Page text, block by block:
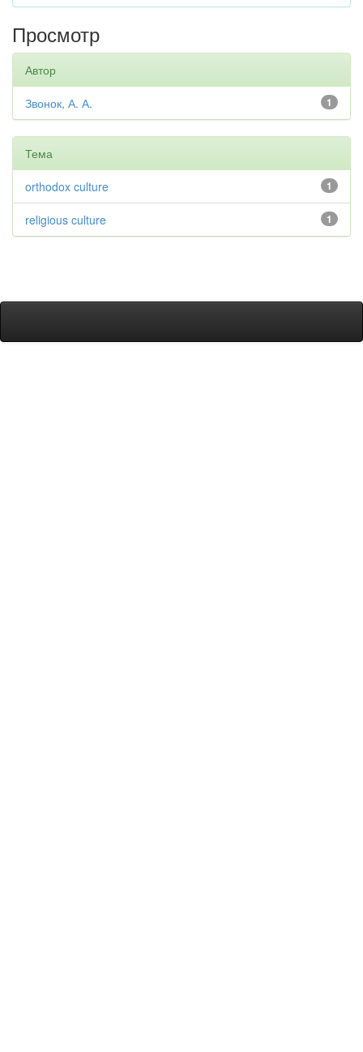
Просмотр
Автор
1
Звонок, А. А.
Тема
1
orthodox culture
1
religious culture